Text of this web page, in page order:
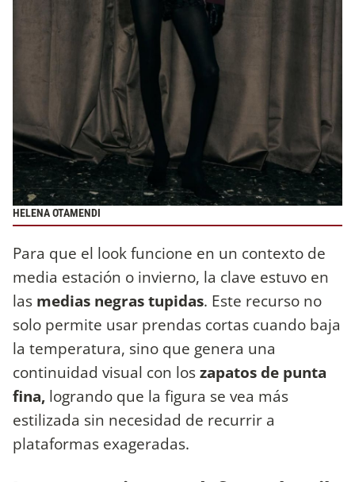
HELENA OTAMENDI
Para que el look funcione en un contexto de
media estación o invierno, la clave estuvo en
las medias negras tupidas. Este recurso no
solo permite usar prendas cortas cuando baja
la temperatura, sino que genera una
continuidad visual con loszapatos de punta
fina, logrando que la figura se vea más
estilizada sin necesidad de recurrir a
plataformas exageradas.